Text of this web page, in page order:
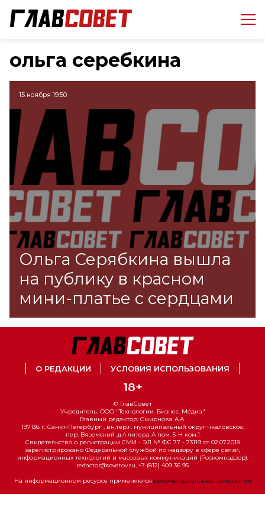
ольга серебкина
15 ноября 19:50
Ольга Серябкина вышла
на публику в красном
мини-платье с сердцами
О РЕДАКЦИИ УСЛОВИЯ ИСПОЛЬЗОВАНИЯ
18+
© ГлавСовет
Учредитель: ООО "Технологии. Бизнес. Медиа"
Главный редактор: Смирнова А.А.
197136 г. Санкт-Петербург , вн.тер.г. муниципальный округ чкаловское,
пер. Вяземский ,д.4 литера А пом. 5-Н ком.1
Свидетельство о регистрации СМИ - ЭЛ № ФС 77 - 73119 от 02.07.2018
зарегистрировано Федеральной службой по надзору в сфере связи,
информационных технологий и массовых коммуникаций (Роскомнадзор).
redactor@sovetov.su, +7 (812) 409 36 95
На информационном ресурсе применяются рекомендательные технологии